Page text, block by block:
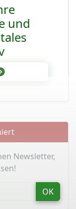
und
Newsletter,
OK